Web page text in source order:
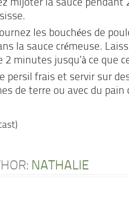
mijoter la sauce pendant
les bouchées de
la sauce crémeuse.
2 minutes jusqu’à ce que
persil frais et servir sur
de terre ou avec du
NATHALIE